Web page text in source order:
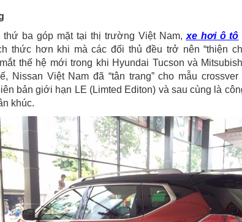
thứ ba góp mặt tại thị trường Việt Nam, xe hơi ô tô
thức hơn khi mà các đối thủ đều trở nên “thiện
thế hệ mới trong khi Hyundai Tucson và
Nissan Việt Nam đã “tân trang” cho mẫu
bản giới hạn LE (Limted Editon) và sau cùng là
khúc.